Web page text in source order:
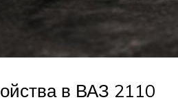
в ВАЗ 2110